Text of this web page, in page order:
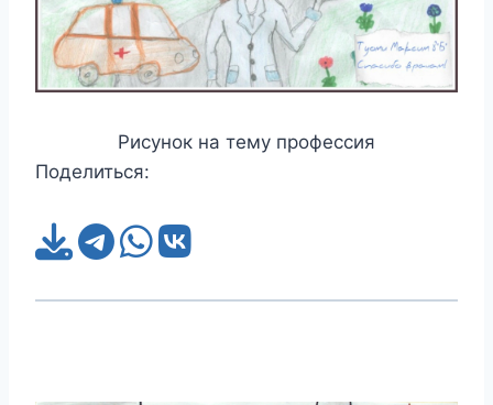
Рисунок на тему профессия
Поделиться: